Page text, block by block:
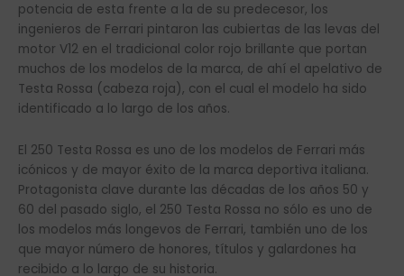
potencia de esta frente a la de su predecesor, los
ingenieros de Ferrari pintaron las cubiertas de las levas del
motor V12 en el tradicional color rojo brillante que portan
muchos de los modelos de la marca, de ahí el apelativo de
Testa Rossa (cabeza roja), con el cual el modelo ha sido
identificado a lo largo de los años.
El 250 Testa Rossa es uno de los modelos de Ferrari más
icónicos y de mayor éxito de la marca deportiva italiana.
Protagonista clave durante las décadas de los años 50 y
60 del pasado siglo, el 250 Testa Rossa no sólo es uno de
los modelos más longevos de Ferrari, también uno de los
que mayor número de honores, títulos y galardones ha
recibido a lo largo de su historia.